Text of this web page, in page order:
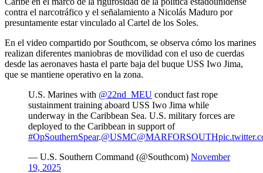
contra el narcotráfico y el señalamiento a Nicolás Maduro por
presuntamente estar vinculado al Cartel de los Soles.
En el video compartido por Southcom, se observa cómo los marines
realizan diferentes maniobras de movilidad con el uso de cuerdas
desde las aeronaves hasta el parte baja del buque USS Iwo Jima,
que se mantiene operativo en la zona.
U.S. Marines with @22nd_MEU conduct fast rope
sustainment training aboard USS Iwo Jima while
underway in the Caribbean Sea. U.S. military forces are
deployed to the Caribbean in support of
#OpSouthernSpear.@USMC@MARFORSOUTH
— U.S. Southern Command (@Southcom) November
19, 2025